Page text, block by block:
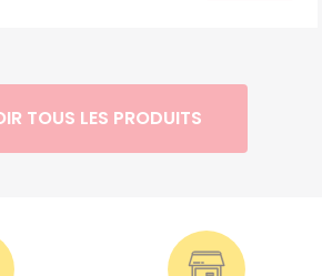
TOUS LES PRODUITS